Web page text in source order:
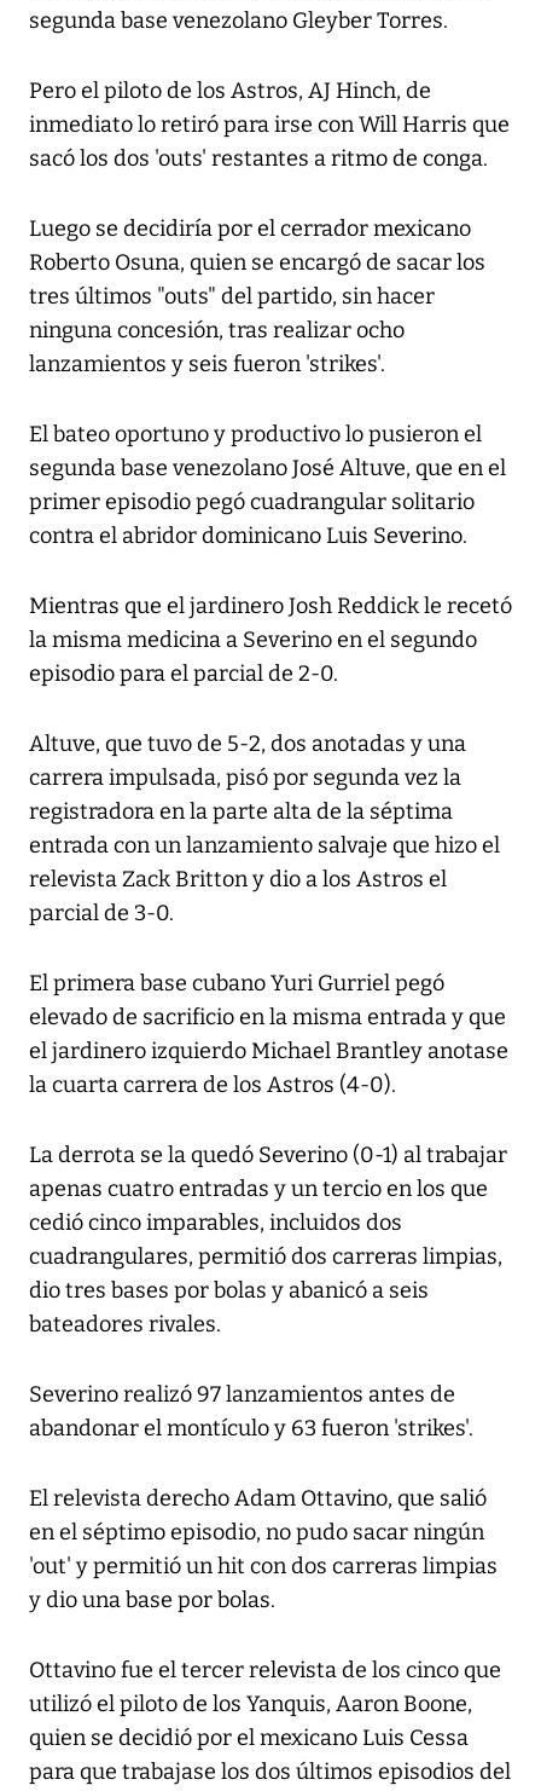
segunda base venezolano Gleyber Torres.
Pero el piloto de los Astros, AJ Hinch, de
inmediato lo retiró para irse con Will Harris que
sacó los dos 'outs' restantes a ritmo de conga.
Luego se decidiría por el cerrador mexicano
Roberto Osuna, quien se encargó de sacar los
tres últimos "outs" del partido, sin hacer
ninguna concesión, tras realizar ocho
lanzamientos y seis fueron 'strikes'.
El bateo oportuno y productivo lo pusieron el
segunda base venezolano José Altuve, que en el
primer episodio pegó cuadrangular solitario
contra el abridor dominicano Luis Severino.
Mientras que el jardinero Josh Reddick le recetó
la misma medicina a Severino en el segundo
episodio para el parcial de 2-0.
Altuve, que tuvo de 5-2, dos anotadas y una
carrera impulsada, pisó por segunda vez la
registradora en la parte alta de la séptima
entrada con un lanzamiento salvaje que hizo el
relevista Zack Britton y dio a los Astros el
parcial de 3-0.
El primera base cubano Yuri Gurriel pegó
elevado de sacrificio en la misma entrada y que
el jardinero izquierdo Michael Brantley anotase
la cuarta carrera de los Astros (4-0).
La derrota se la quedó Severino (0-1) al trabajar
apenas cuatro entradas y un tercio en los que
cedió cinco imparables, incluidos dos
cuadrangulares, permitió dos carreras limpias,
dio tres bases por bolas y abanicó a seis
bateadores rivales.
Severino realizó 97 lanzamientos antes de
abandonar el montículo y 63 fueron 'strikes'.
El relevista derecho Adam Ottavino, que salió
en el séptimo episodio, no pudo sacar ningún
'out' y permitió un hit con dos carreras limpias
y dio una base por bolas.
Ottavino fue el tercer relevista de los cinco que
utilizó el piloto de los Yanquis, Aaron Boone,
quien se decidió por el mexicano Luis Cessa
para que trabajase los dos últimos episodios del